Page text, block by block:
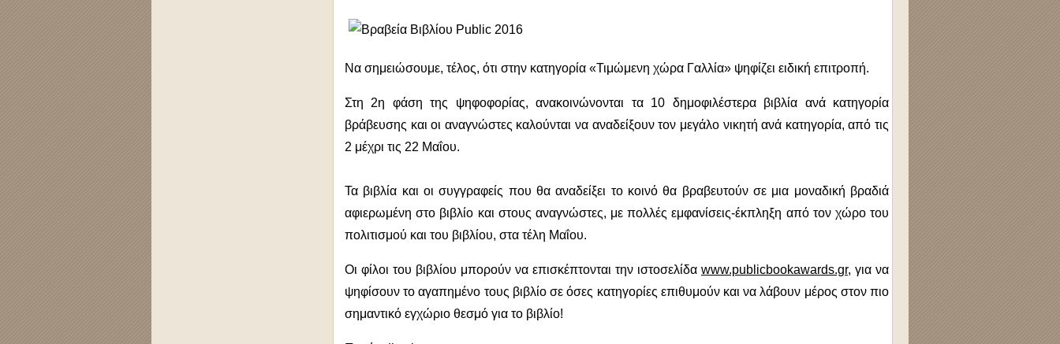
Να σημειώσουμε, τέλος, ότι στην κατηγορία «Τιμώμενη χώρα Γαλλία» ψηφίζει ειδική επιτροπή.
Στη 2η φάση της ψηφοφορίας, ανακοινώνονται τα 10 δημοφιλέστερα βιβλία ανά κατηγορία
βράβευσης και οι αναγνώστες καλούνται να αναδείξουν τον μεγάλο νικητή ανά κατηγορία, από τις
2 μέχρι τις 22 Μαΐου.
Τα βιβλία και οι συγγραφείς που θα αναδείξει το κοινό θα βραβευτούν σε μια μοναδική βραδιά
αφιερωμένη στο βιβλίο και στους αναγνώστες, με πολλές εμφανίσεις-έκπληξη από τον χώρο του
πολιτισμού και του βιβλίου, στα τέλη Μαΐου.
Οι φίλοι του βιβλίου μπορούν να επισκέπτονται την ιστοσελίδα www.publicbookawards.gr, για να
ψηφίσουν το αγαπημένο τους βιβλίο σε όσες κατηγορίες επιθυμούν και να λάβουν μέρος στον πιο
σημαντικό εγχώριο θεσμό για το βιβλίο!